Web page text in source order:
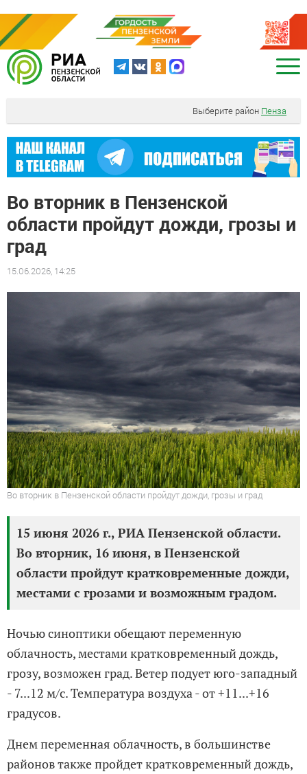
Выберите район Пенза
Во вторник в Пензенской
области пройдут дожди, грозы и
град
15.06.2026, 14:25
Во вторник в Пензенской области пройдут дожди, грозы и град
15 июня 2026 г., РИА Пензенской области.
Во вторник, 16 июня, в Пензенской
области пройдут кратковременные дожди,
местами с грозами и возможным градом.
Ночью синоптики обещают переменную
облачность, местами кратковременный дождь,
грозу, возможен град. Ветер подует юго-западный
- 7...12 м/с. Температура воздуха - от +11...+16
градусов.
Днем переменная облачность, в большинстве
районов также пройдет кратковременный дождь,